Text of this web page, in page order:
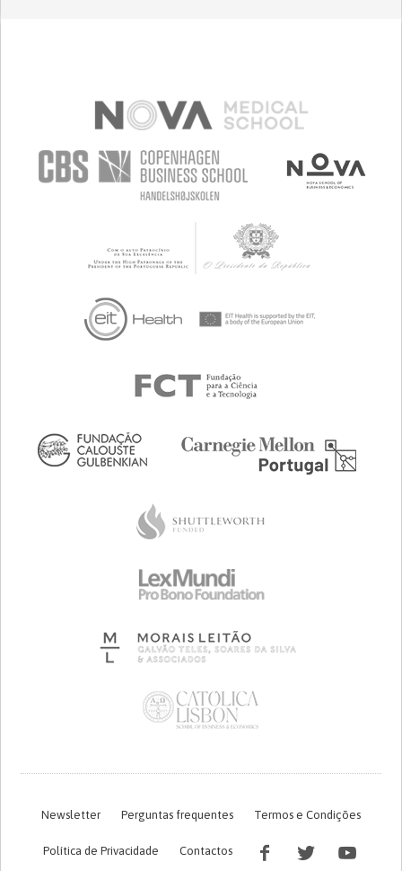
Newsletter Perguntas frequentes Termos e Condições
Política de Privacidade Contactos